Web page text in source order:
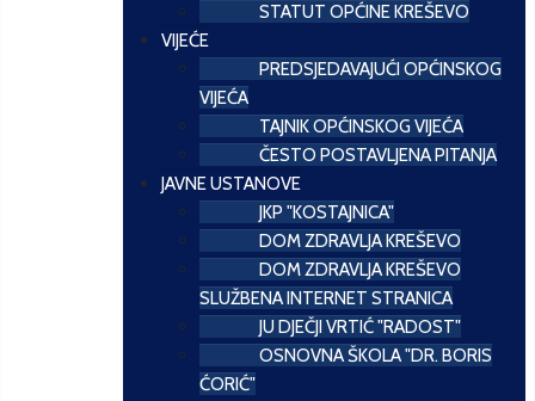
STATUT OPĆINE KREŠEVO
VIJEĆE
PREDSJEDAVAJUĆI OPĆINSKOG
VIJEĆA
TAJNIK OPĆINSKOG VIJEĆA
ČESTO POSTAVLJENA PITANJA
JAVNE USTANOVE
JKP "KOSTAJNICA"
DOM ZDRAVLJA KREŠEVO
DOM ZDRAVLJA KREŠEVO
SLUŽBENA INTERNET STRANICA
JU DJEČJI VRTIĆ "RADOST"
OSNOVNA ŠKOLA "DR. BORIS
ĆORIĆ"